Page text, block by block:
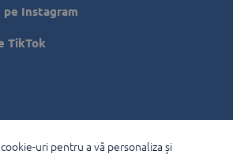
pe Instagram
TikTok
uri pentru a vă personaliza și